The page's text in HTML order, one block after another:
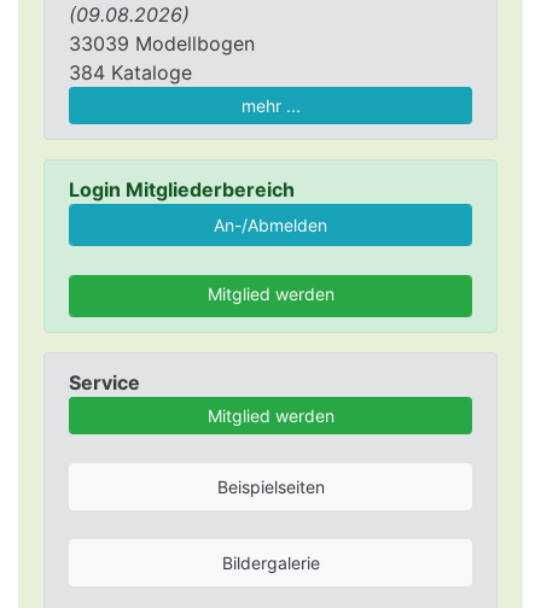
(09.08.2026)
33039 Modellbogen
384 Kataloge
mehr ...
Login Mitgliederbereich
Mitglied werden
Service
Mitglied werden
Beispielseiten
Bildergalerie